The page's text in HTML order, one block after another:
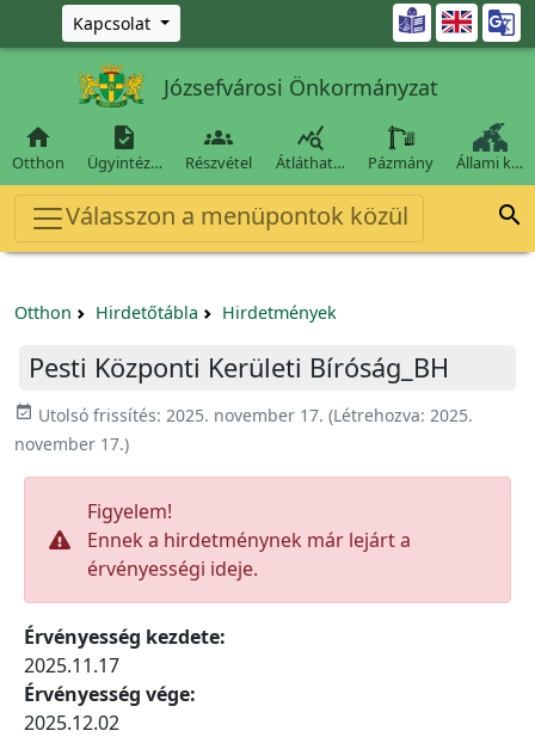
Ugrás a fő tartalomra
Kapcsolat 
Józsefvárosi Önkormányzat

Otthon

Ügyintéz…

Részvétel

Átláthat… Pázmány Állami k…
Válasszon a menüpontok közül 
Otthon Hirdetőtábla Hirdetmények
Pesti Központi Kerületi Bíróság_BH
event_available Utolsó frissítés: 2025. november 17. (Létrehozva: 2025.
november 17.)
Figyelem!
Ennek a hirdetménynek már lejárt a
érvényességi ideje.
Érvényesség kezdete:
2025.11.17
Érvényesség vége:
2025.12.02